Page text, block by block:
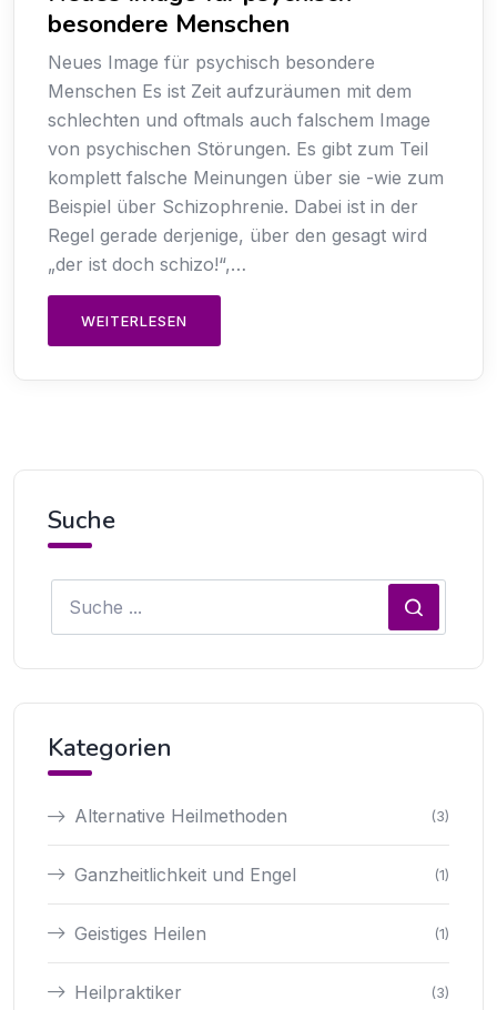
besondere Menschen
Neues Image für psychisch besondere
Menschen Es ist Zeit aufzuräumen mit dem
schlechten und oftmals auch falschem Image
von psychischen Störungen. Es gibt zum Teil
komplett falsche Meinungen über sie -wie zum
Beispiel über Schizophrenie. Dabei ist in der
Regel gerade derjenige, über den gesagt wird
„der ist doch schizo!“,…
WEITERLESEN
Suche
Kategorien
Alternative Heilmethoden (3)
Ganzheitlichkeit und Engel (1)
Geistiges Heilen (1)
Heilpraktiker (3)